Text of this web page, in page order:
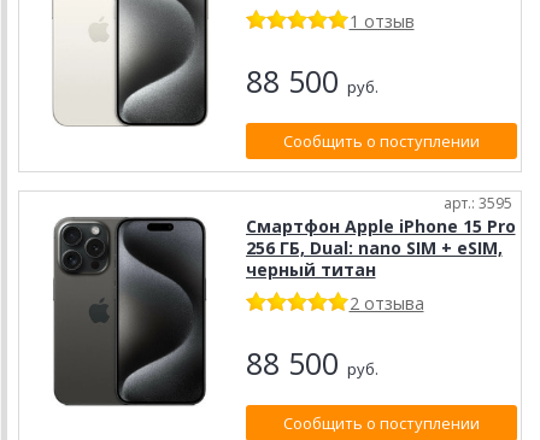
1 отзыв
88 500 руб.
Сообщить о поступлении
арт.: 3595
Смартфон Apple iPhone 15 Pro
256 ГБ, Dual: nano SIM + eSIM,
черный титан
2 отзыва
88 500 руб.
Сообщить о поступлении